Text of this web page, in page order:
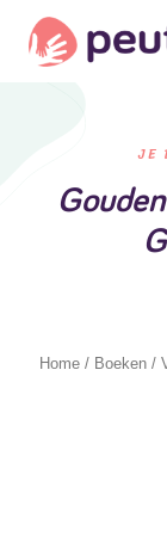
JE
Home / Boeken /